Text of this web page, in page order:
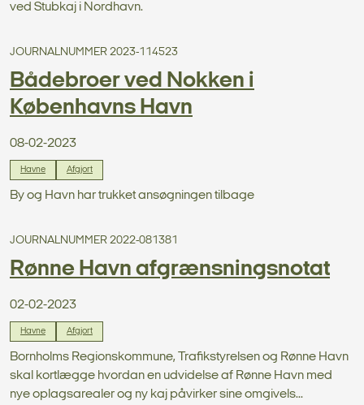
ved Stubkaj i Nordhavn.
JOURNALNUMMER 2023-114523
Bådebroer ved Nokken i
Københavns Havn
08-02-2023
Havne Afgjort
By og Havn har trukket ansøgningen tilbage
JOURNALNUMMER 2022-081381
Rønne Havn afgrænsningsnotat
02-02-2023
Havne Afgjort
Bornholms Regionskommune, Trafikstyrelsen og Rønne Havn
skal kortlægge hvordan en udvidelse af Rønne Havn med
nye oplagsarealer og ny kaj påvirker sine omgivels...